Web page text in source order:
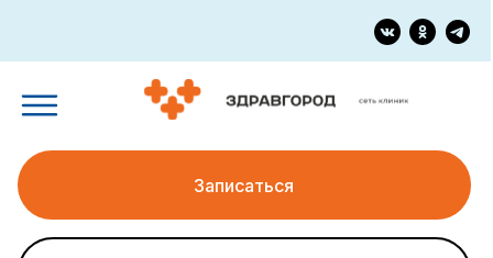
Записаться